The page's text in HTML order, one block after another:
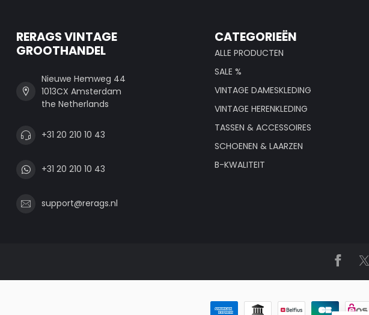
RERAGS VINTAGE
GROOTHANDEL
Nieuwe Hemweg 44
1013CX Amsterdam
the Netherlands
+31 20 210 10 43
+31 20 210 10 43
support@rerags.nl
CATEGORIEËN
ALLE PRODUCTEN
SALE %
VINTAGE DAMESKLEDING
VINTAGE HERENKLEDING
TASSEN & ACCESSOIRES
SCHOENEN & LAARZEN
B-KWALITEIT